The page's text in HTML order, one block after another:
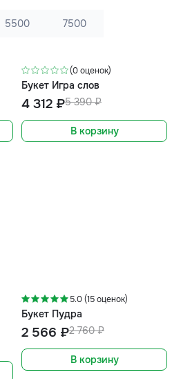
5500 7500
(0 оценок)
Букет Игра слов
5 390 ₽
4 312 ₽
В корзину
5.0 (15 оценок)
Букет Пудра
2 760 ₽
2 566 ₽
В корзину